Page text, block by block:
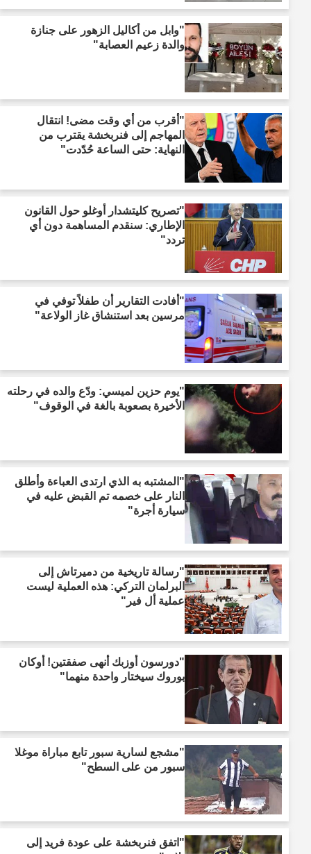
"وابل من أكاليل الزهور على جنازة
والدة زعيم العصابة"
"أقرب من أي وقت مضى! انتقال
المهاجم إلى فنربخشة يقترب من
النهاية: حتى الساعة حُدّدت"
"تصريح كليتشدار أوغلو حول القانون
الإطاري: سنقدم المساهمة دون أي
تردد"
"أفادت التقارير أن طفلاً توفي في
مرسين بعد استنشاق غاز الولاعة"
"يوم حزين لميسي: ودّع والده في رحلته
الأخيرة بصعوبة بالغة في الوقوف"
"المشتبه به الذي ارتدى العباءة وأطلق
النار على خصمه تم القبض عليه في
سيارة أجرة"
"رسالة تاريخية من دميرتاش إلى
البرلمان التركي: هذه العملية ليست
عملية أل فير"
"دورسون أوزبك أنهى صفقتين! أوكان
بوروك سيختار واحدة منهما"
"مشجع لسارية سبور تابع مباراة موغلا
سبور من على السطح"
"اتفق فنربخشة على عودة فريد إلى